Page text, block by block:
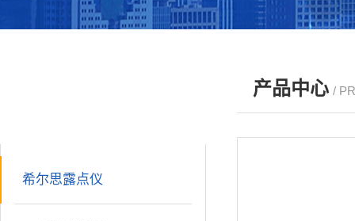
希尔思露点仪
产品中心 /